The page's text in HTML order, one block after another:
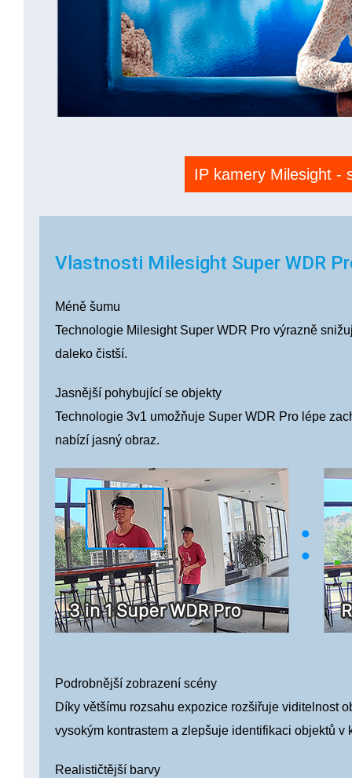
IP kamery Milesight -
Vlastnosti Milesight Super WDR
Méně šumu
Technologie Milesight Super WDR Pro výrazně
daleko čistší.
Jasnější pohybující se objekty
Technologie 3v1 umožňuje Super WDR Pro lépe
nabízí jasný obraz.
Podrobnější zobrazení scény
Díky většímu rozsahu expozice rozšiřuje viditelnost
vysokým kontrastem a zlepšuje identifikaci objektů v
Realističtější barvy